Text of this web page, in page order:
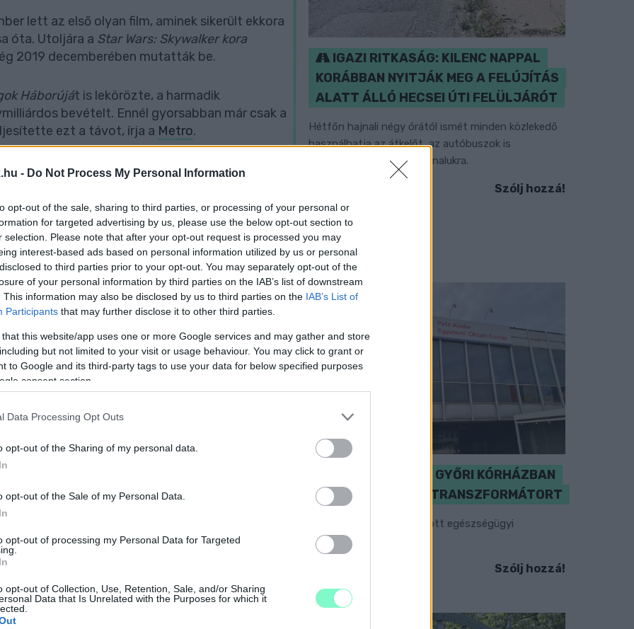
- Do Not Process My Personal Information
opt-out of the sale, sharing to third parties, or processing of your personal or
for targeted advertising by us, please use the below opt-out section to
selection. Please note that after your opt-out request is processed you may
interest-based ads based on personal information utilized by us or personal
to third parties prior to your opt-out. You may separately opt-out of the
of your personal information by third parties on the IAB’s list of downstream
This information may also be disclosed by us to third parties on the IAB’s List of
Participants that may further disclose it to other third parties.
that this website/app uses one or more Google services and may gather and store
but not limited to your visit or usage behaviour. You may click to grant or
to Google and its third-party tags to use your data for below specified purposes
consent section.
Data Processing Opt Outs
opt-out of the Sharing of my personal data.
opt-out of the Sale of my Personal Data.
opt-out of processing my Personal Data for Targeted
opt-out of Collection, Use, Retention, Sale, and/or Sharing
Data that Is Unrelated with the Purposes for which it
lett az első olyan film, aminek sikerült ekkora
óta. Utoljára a Star Wars: Skywalker kora
2019 decemberében mutatták be.
Háborúját is lekörözte, a harmadik
bevételt. Ennél gyorsabban már csak a
ezt a távot, írja a Metro.
hiszenKevin Feige , a film producere
Pókemberének negyedik filmje.
Pókember
IGAZI RITKASÁG: KILENC NAPPAL
KORÁBBAN NYITJÁK MEG A FELÚJÍTÁS
ALATT ÁLLÓ HECSEI ÚTI FELÜLJÁRÓT
Hétfőn hajnali négy órától ismét minden közlekedő
használhatja az átkelőt, az autóbuszok is
visszatérnek eredeti útvonalukra.
Szólj hozzá!
KICSERÉLTÉK A GYŐRI KÓRHÁZBAN
MEGHIBÁSODOTT TRANSZFORMÁTORT
Megkezdték az elhalasztott egészségügyi
ellátásokat.
Szólj hozzá!